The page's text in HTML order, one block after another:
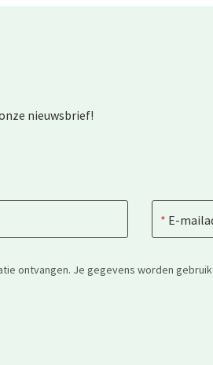
nieuwsbrief!
E-
ontvangen. Je gegevens worden